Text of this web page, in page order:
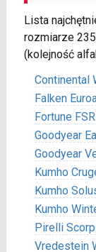
Lista
rozmiarze
(kolejność
Continental
Falken
Fortune
Goodyear
Goodyear
Kumho
Kumho
Kumho
Pirelli
Vredestein